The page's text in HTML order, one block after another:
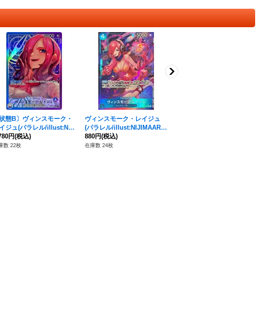
状態B〕ヴィンスモーク・
ジュ(パラレル/illust:NIJ
【L/P】{OP06-042}
円(税込)
数 22枚
ヴィンスモーク・レイジュ
(パラレル/illust:NIJIMAARC)
【R/P】{OP11-047}
880円(税込)
在庫数 24枚